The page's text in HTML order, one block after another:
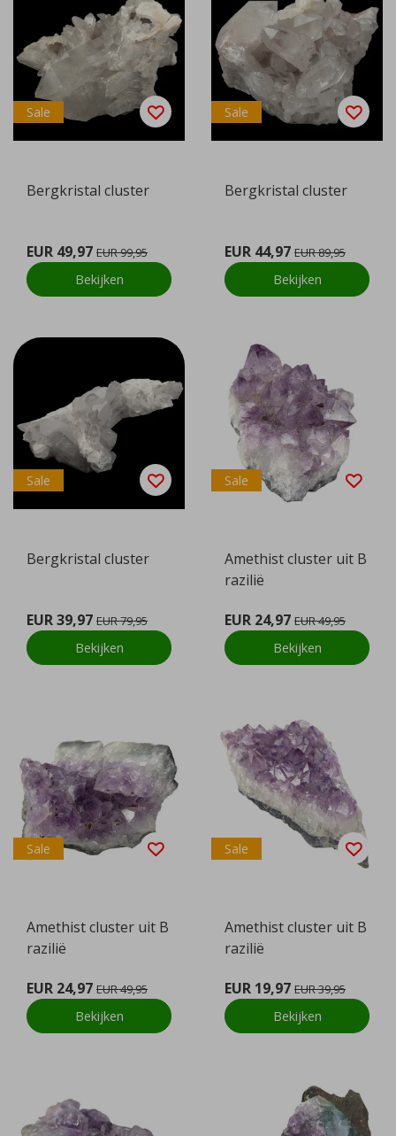
Sale
Bergkristal cluster
EUR 49,97 EUR 99,95
Bekijken
Sale
Bergkristal cluster
EUR 44,97 EUR 89,95
Bekijken
Sale
Bergkristal cluster
EUR 39,97 EUR 79,95
Bekijken
Sale
Amethist cluster uit B
razilië
EUR 24,97 EUR 49,95
Bekijken
Sale
Amethist cluster uit B
razilië
EUR 24,97 EUR 49,95
Bekijken
Sale
Amethist cluster uit B
razilië
EUR 19,97 EUR 39,95
Bekijken